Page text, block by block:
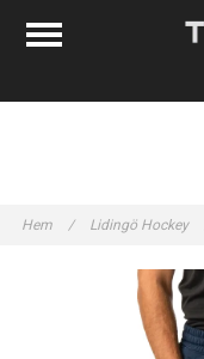
Hem / Lidingö Hockey